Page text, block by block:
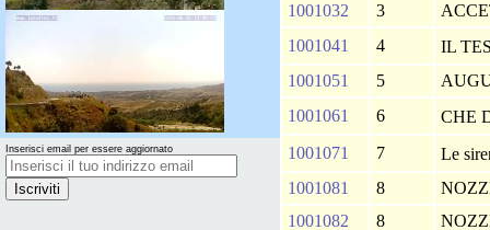
Inserisci email per essere aggiornato
1001032 3
1001041
4
IL
1001051
5
1001061
6
CHE
1001071
7
Le
1001081
8
1001082
8